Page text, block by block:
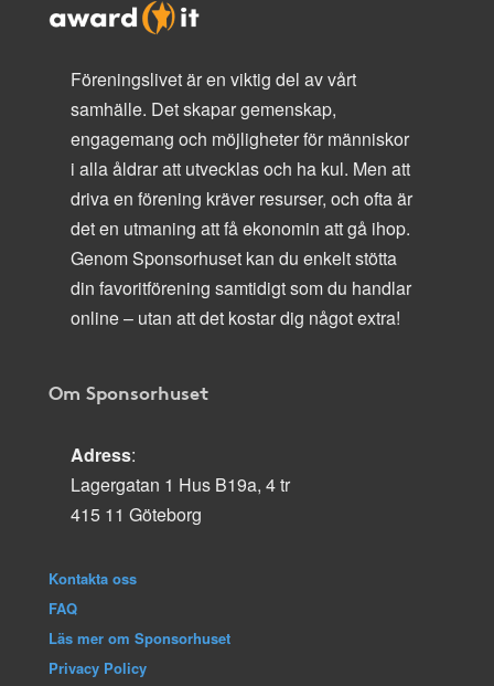
Föreningslivet är en viktig del av vårt
samhälle. Det skapar gemenskap,
engagemang och möjligheter för människor
i alla åldrar att utvecklas och ha kul. Men att
driva en förening kräver resurser, och ofta är
det en utmaning att få ekonomin att gå ihop.
Genom Sponsorhuset kan du enkelt stötta
din favoritförening samtidigt som du handlar
online – utan att det kostar dig något extra!
Om Sponsorhuset
Adress:
Lagergatan 1 Hus B19a, 4 tr
415 11 Göteborg
Kontakta oss
FAQ
Läs mer om Sponsorhuset
Privacy Policy